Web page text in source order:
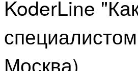
KoderLine
Москва)